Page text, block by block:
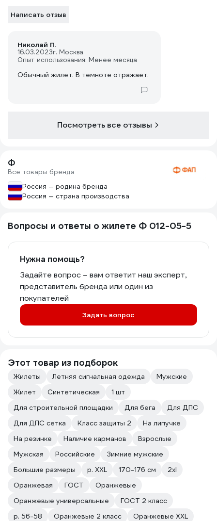
Написать отзыв
Николай П.
16.03.2023г. Москва
Опыт использования: Менее месяца
Обычный жилет. В темноте отражает.
Посмотреть все отзывы
Ф
Все товары бренда
Россия — родина бренда
Россия — страна производства
Вопросы и ответы о жилете Ф 012-05-5
Нужна помощь?
Задайте вопрос – вам ответит наш эксперт,
представитель бренда или один из
покупателей
Задать вопрос
Этот товар из подборок
Жилеты Летняя сигнальная одежда
Мужские
Жилет
Синтетическая
1 шт
Для строительной площадки
Для бега
Для ДПС
Для ДПС сетка
Класс защиты 2
На липучке
На резинке
Наличие карманов
Взрослые
Мужская
Российские
Зимние мужские
Большие размеры
р. XXL 170-176 см
2xl
Оранжевая
ГОСТ
Оранжевые
Оранжевые универсальные
ГОСТ 2 класс
р. 56-58
Оранжевые 2 класс
Оранжевые XXL